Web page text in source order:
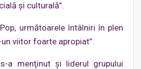
şi culturală”.
următoarele întâlniri în plen
viitor foarte apropiat”.
a menţinut şi liderul grupului